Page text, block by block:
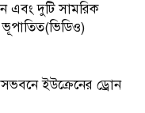
এবং দুটি সামরিক
ইউক্রেনের ড্রোন